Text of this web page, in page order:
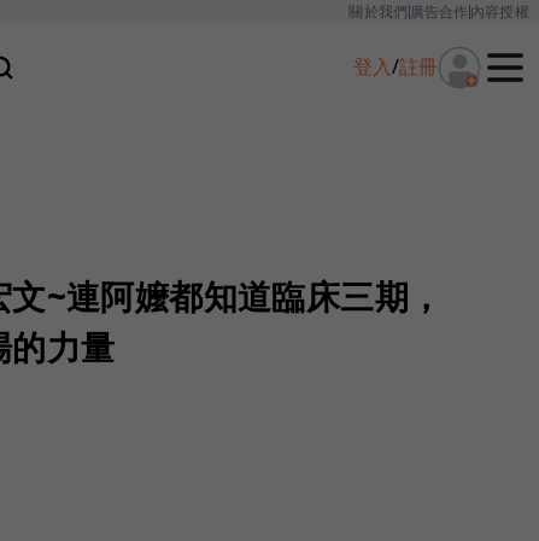
關於我們廣告合作內容授權
登入/註冊
文~連阿嬤都知道臨床三期，
的力量